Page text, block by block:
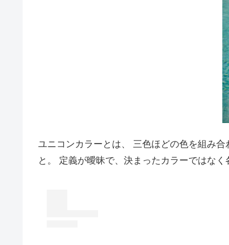
ユニコンカラーとは、 三色ほどの色を組み
と。 定義が曖昧で、決まったカラーではな